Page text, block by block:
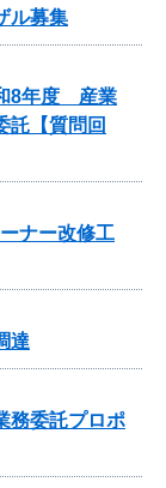
ル募集
8年度 産業
託【質問回
ナー改修工
達
務委託プロポ